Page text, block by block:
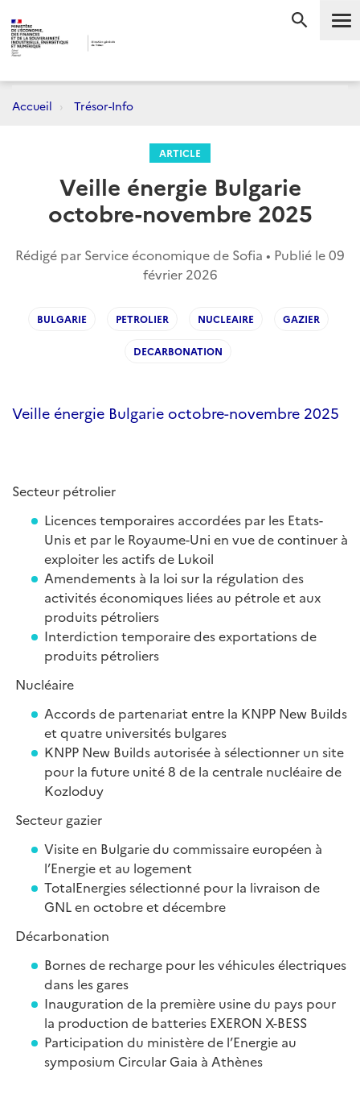
Accueil Trésor-Info
ARTICLE
Veille énergie Bulgarie
octobre-novembre 2025
Rédigé par Service économique de Sofia • Publié le09
février 2026
BULGARIE PETROLIER NUCLEAIRE GAZIER
DECARBONATION
Veille énergie Bulgarie octobre-novembre 2025
Secteur pétrolier
Licences temporaires accordées par les Etats-
Unis et par le Royaume-Uni en vue de continuer à
exploiter les actifs de Lukoil
Amendements à la loi sur la régulation des
activités économiques liées au pétrole et aux
produits pétroliers
Interdiction temporaire des exportations de
produits pétroliers
Nucléaire
Accords de partenariat entre la KNPP New Builds
et quatre universités bulgares
KNPP New Builds autorisée à sélectionner un site
pour la future unité 8 de la centrale nucléaire de
Kozloduy
Secteur gazier
Visite en Bulgarie du commissaire européen à
l’Energie et au logement
TotalEnergies sélectionné pour la livraison de
GNL en octobre et décembre
Décarbonation
Bornes de recharge pour les véhicules électriques
dans les gares
Inauguration de la première usine du pays pour
la production de batteries EXERON X-BESS
Participation du ministère de l’Energie au
symposium Circular Gaia à Athènes